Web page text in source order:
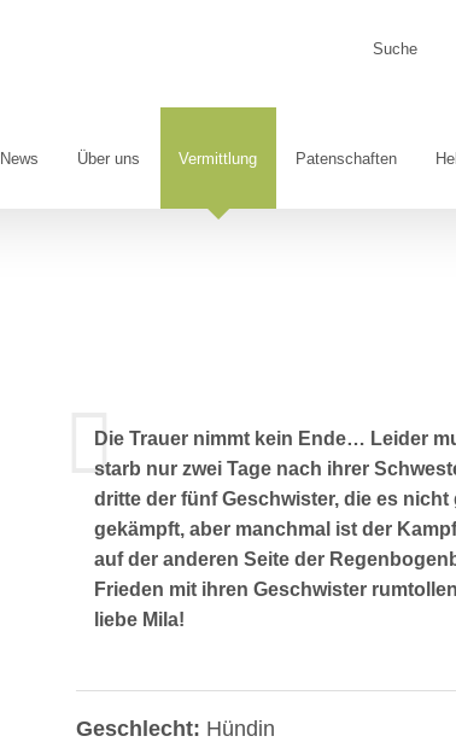
News Über uns Vermittlung Patenschaften
Die Trauer nimmt kein Ende… Leider
starb nur zwei Tage nach ihrer
dritte der fünf Geschwister, die es
gekämpft, aber manchmal ist der
auf der anderen Seite der
Frieden mit ihren Geschwister
liebe Mila!
Geschlecht: Hündin